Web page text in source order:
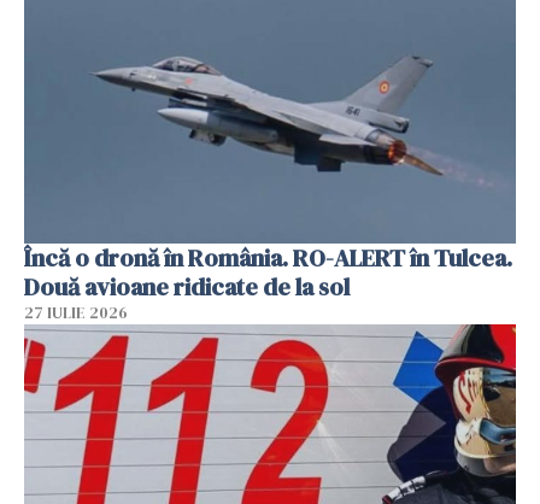
Încă o dronă în România. RO-ALERT în Tulcea.
Două avioane ridicate de la sol
27 IULIE 2026